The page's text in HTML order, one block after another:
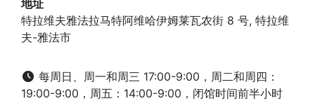
地址
特拉维夫雅法拉马特阿维哈伊姆莱瓦农街 8 号, 特拉维
夫-雅法市
每周日、周一和周三 17:00-9:00，周二和周四：
19:00-9:00，周五：14:00-9:00，闭馆时间前半小时